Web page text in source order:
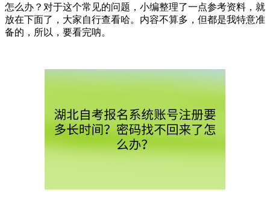
怎么办？对于这个常见的问题，小编整理了一点参考资料，就
放在下面了，大家自行查看哈。内容不算多，但都是我特意准
备的，所以，要看完呐。